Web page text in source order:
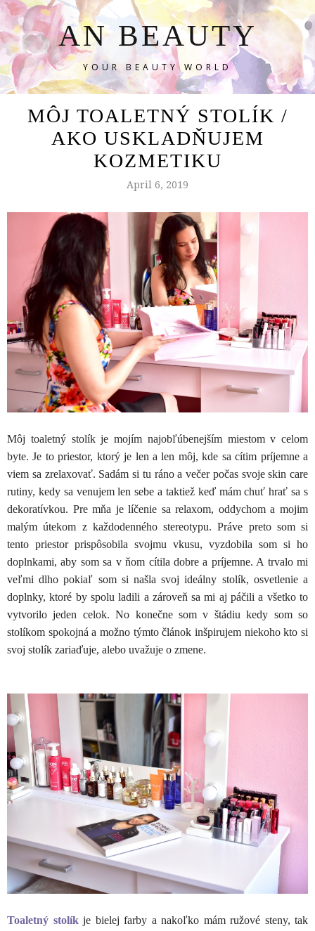
AN BEAUTY
YOUR BEAUTY WORLD
MÔJ TOALETNÝ STOLÍK /
AKO USKLADŇUJEM
KOZMETIKU
April 6, 2019
Môj toaletný stolík je mojím najobľúbenejším miestom v celom
byte. Je to priestor, ktorý je len a len môj, kde sa cítim príjemne a
viem sa zrelaxovať. Sadám si tu ráno a večer počas svoje skin care
rutiny, kedy sa venujem len sebe a taktiež keď mám chuť hrať sa s
dekoratívkou. Pre mňa je líčenie sa relaxom, oddychom a mojim
malým útekom z každodenného stereotypu. Práve preto som si
tento priestor prispôsobila svojmu vkusu, vyzdobila som si ho
doplnkami, aby som sa v ňom cítila dobre a príjemne. A trvalo mi
veľmi dlho pokiaľ som si našla svoj ideálny stolík, osvetlenie a
doplnky, ktoré by spolu ladili a zároveň sa mi aj páčili a všetko to
vytvorilo jeden celok. No konečne som v štádiu kedy som so
stolíkom spokojná a možno týmto článok inšpirujem niekoho kto si
svoj stolík zariaďuje, alebo uvažuje o zmene.
Toaletný stolík je bielej farby a nakoľko mám ružové steny, tak